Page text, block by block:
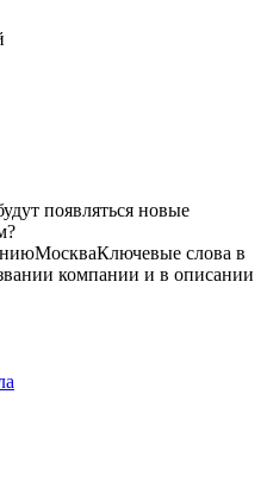
появляться новые
МоскваКлючевые слова в
компании и в описании